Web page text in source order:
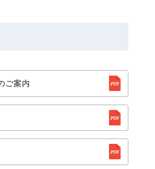
ご案内